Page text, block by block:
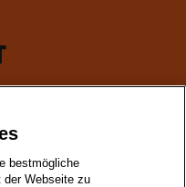
bestmögliche
der Webseite zu